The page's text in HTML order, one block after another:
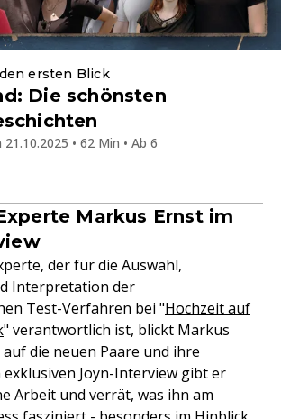
ersten Blick
Die schönsten
• 62 Min • Ab 6
Markus Ernst im
der für die Auswahl,
Interpretation der
Test-Verfahren bei "Hochzeit auf
" verantwortlich ist, blickt Markus
die neuen Paare und ihre
exklusiven Joyn-Interview gibt er
Arbeit und verrät, was ihn am